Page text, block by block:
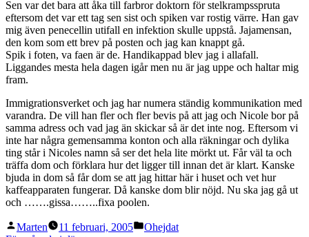
Sen var det bara att åka till farbror doktorn för stelkrampsspruta
eftersom det var ett tag sen sist och spiken var rostig värre. Han gav
mig även penecellin utifall en infektion skulle uppstå. Jajamensan,
den kom som ett brev på posten och jag kan knappt gå.
Spik i foten, va faen är de. Handikappad blev jag i allafall.
Liggandes mesta hela dagen igår men nu är jag uppe och haltar mig
fram.
Immigrationsverket och jag har numera ständig kommunikation med
varandra. De vill han fler och fler bevis på att jag och Nicole bor på
samma adress och vad jag än skickar så är det inte nog. Eftersom vi
inte har några gemensamma konton och alla räkningar och dylika
ting står i Nicoles namn så ser det hela lite mörkt ut. Får väl ta och
träffa dom och förklara hur det ligger till innan det är klart. Kanske
bjuda in dom så får dom se att jag hittar här i huset och vet hur
kaffeapparaten fungerar. Då kanske dom blir nöjd. Nu ska jag gå ut
och …….gissa……..fixa poolen.
Publicerat
Marten 11 februari, 2005
Publicerat
Ohejdat